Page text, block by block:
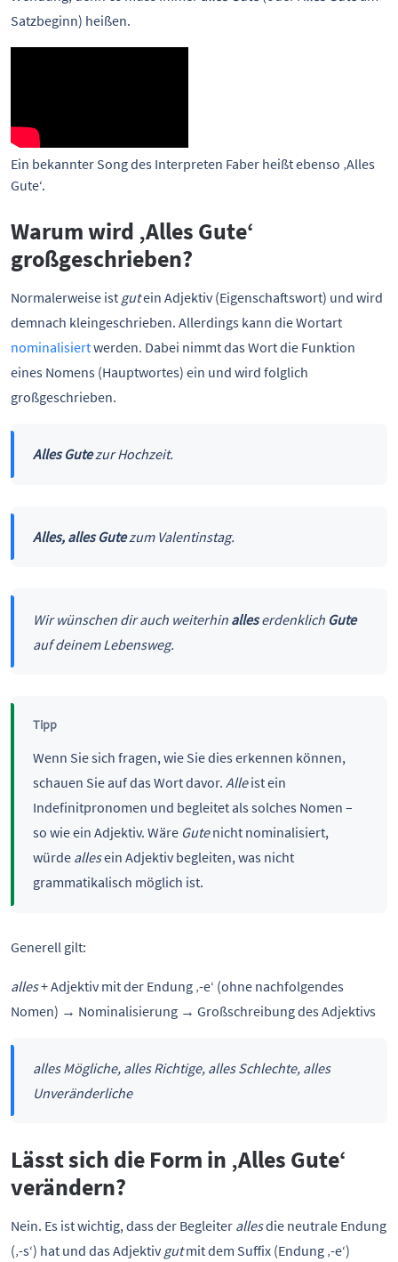
Satzbeginn) heißen.
Ein bekannter Song des Interpreten Faber heißt ebenso ‚Alles
Gute‘.
Warum wird ‚Alles Gute‘
großgeschrieben?
Normalerweise ist gutein Adjektiv (Eigenschaftswort) und wird
demnach kleingeschrieben. Allerdings kann die Wortart
nominalisiertwerden. Dabei nimmt das Wort die Funktion
eines Nomens (Hauptwortes) ein und wird folglich
großgeschrieben.
Alles Gutezur Hochzeit.
Alles, alles Gutezum Valentinstag.
Wir wünschen dir auch weiterhin alleserdenklichGute
auf deinem Lebensweg.
Tipp
Wenn Sie sich fragen, wie Sie dies erkennen können,
schauen Sie auf das Wort davor. Alleist ein
Indefinitpronomen und begleitet als solches Nomen –
so wie ein Adjektiv. Wäre Gutenicht nominalisiert,
würde allesein Adjektiv begleiten, was nicht
grammatikalisch möglich ist.
Generell gilt:
alles+ Adjektiv mit der Endung ‚-e‘ (ohne nachfolgendes
Nomen) → Nominalisierung → Großschreibung des Adjektivs
alles Mögliche, alles Richtige, alles Schlechte, alles
Unveränderliche
Lässt sich die Form in ‚Alles Gute‘
verändern?
Nein. Es ist wichtig, dass der Begleiter allesdie neutrale Endung
(‚-s‘) hat und das Adjektivgutmit dem Suffix (Endung ‚-e‘)